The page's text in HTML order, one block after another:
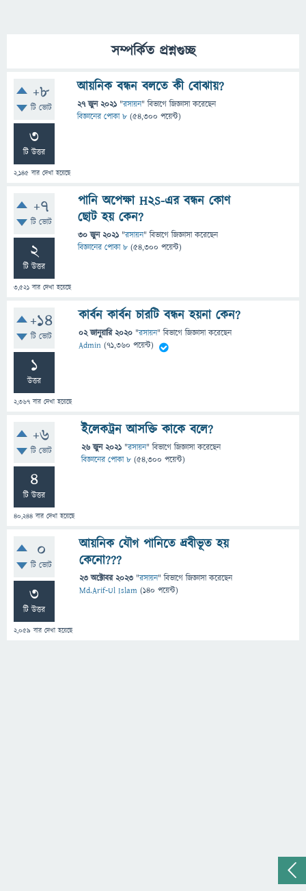
সম্পর্কিত প্রশ্নগুচ্ছ
+8
টি ভোট
3
টি উত্তর
2,145 বার দেখা হয়েছে
আয়নিক বন্ধন বলতে কী বোঝায়?
27 জুন 2021 "রসায়ন" বিভাগে জিজ্ঞাসাকরেছেন
বিজ্ঞানের পোকা ৮ (54,300 পয়েন্ট)
+7
টি ভোট
2
টি উত্তর
3,521 বার দেখা হয়েছে
পানি অপেক্ষা H2S-এর বন্ধন কোণ
ছোট হয় কেন?
30 জুন 2021 "রসায়ন" বিভাগে জিজ্ঞাসাকরেছেন
বিজ্ঞানের পোকা ৮ (54,300 পয়েন্ট)
+14
টি ভোট
1
উত্তর
2,367 বার দেখা হয়েছে
কার্বন কার্বন চারটি বন্ধন হয়না কেন?
02 জানুয়ারি 2020 "রসায়ন" বিভাগে জিজ্ঞাসাকরেছেন
Admin (71,360 পয়েন্ট)
+6
টি ভোট
4
টি উত্তর
40,244 বার দেখা হয়েছে
ইলেকট্রন আসক্তি কাকে বলে?
26 জুন 2021 "রসায়ন" বিভাগে জিজ্ঞাসাকরেছেন
বিজ্ঞানের পোকা ৮ (54,300 পয়েন্ট)
0
টি ভোট
3
টি উত্তর
2,059 বার দেখা হয়েছে
আয়নিক যৌগ পানিতে দ্রবীভূত হয়
কেনো???
23 অক্টোবর 2023 "রসায়ন" বিভাগে জিজ্ঞাসাকরেছেন
Md.Arif-Ul Islam (140 পয়েন্ট)